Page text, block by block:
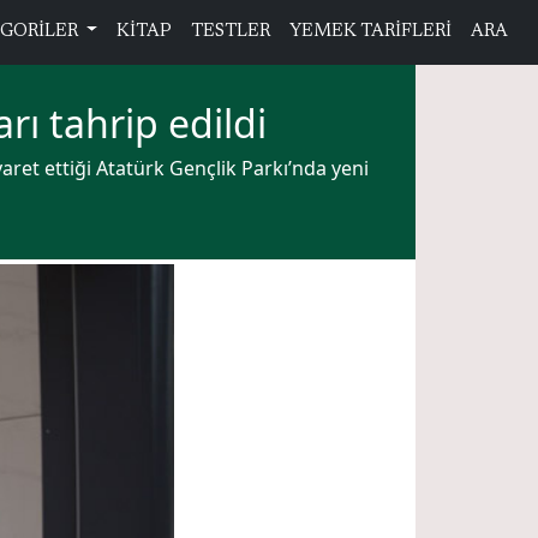
KİTAP TESTLER YEMEK TARİFLERİ ARA
tahrip edildi
ettiği Atatürk Gençlik Parkı’nda yeni